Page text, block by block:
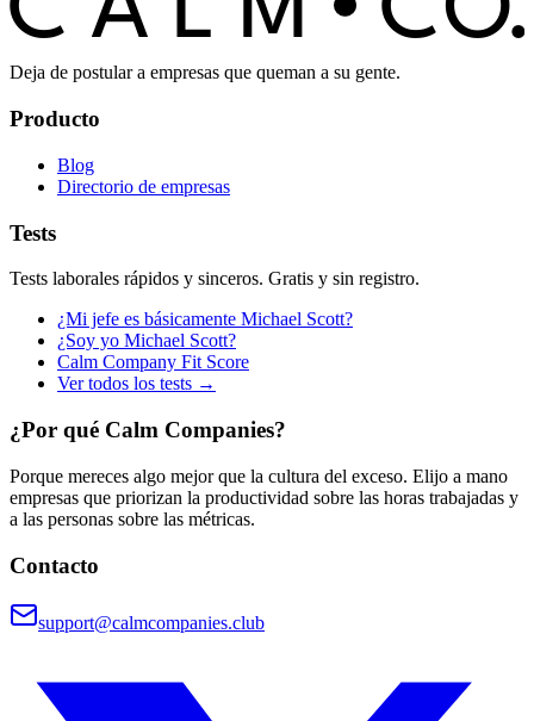
Deja de postular a empresas que queman a su gente.
Producto
Blog
Directorio de empresas
Tests
Tests laborales rápidos y sinceros. Gratis y sin registro.
¿Mi jefe es básicamente Michael Scott?
¿Soy yo Michael Scott?
Calm Company Fit Score
Ver todos los tests →
¿Por qué Calm Companies?
Porque mereces algo mejor que la cultura del exceso. Elijo a mano
empresas que priorizan la productividad sobre las horas trabajadas y
a las personas sobre las métricas.
Contacto
support@calmcompanies.club